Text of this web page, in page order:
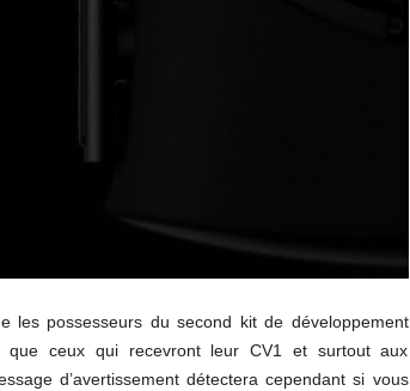
les possesseurs du second kit de développement
que ceux qui recevront leur CV1 et surtout aux
d’avertissement détectera cependant si vous